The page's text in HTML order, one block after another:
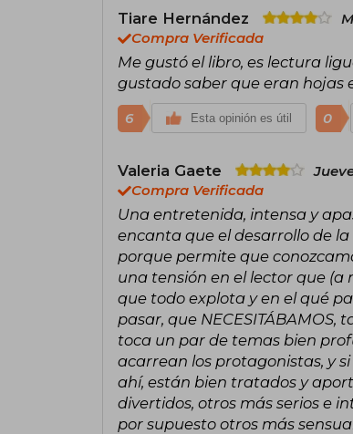
Tiare Hernández
Compra Verificada
Me gustó el libro, es lectura
gustado saber que eran hojas
6 Esta opinión es útil 0
Valeria Gaete
Compra Verificada
Una entretenida, intensa y
encanta que el desarrollo de
porque permite que
una tensión en el lector que
que todo explota y en el qué
pasar, que
toca un par de temas bien
acarrean los protagonistas, y
ahí, están bien tratados y
divertidos, otros más serios e
por supuesto otros más